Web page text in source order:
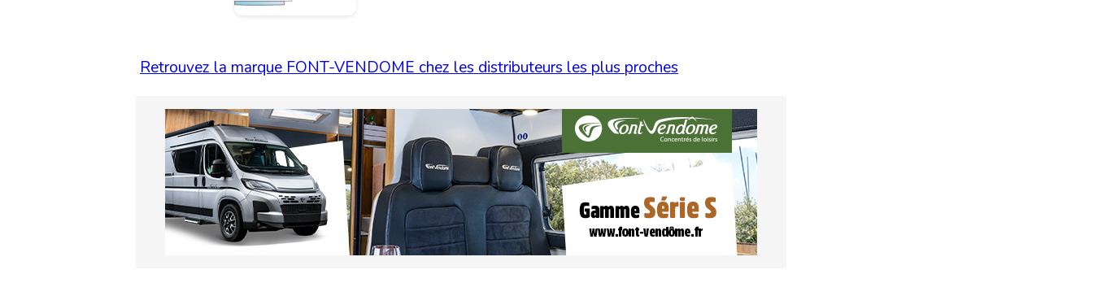
Retrouvez la marque FONT-VENDOME chez les distributeurs les plus proches